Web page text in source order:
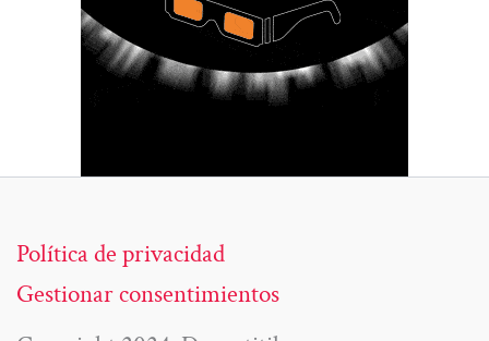
Política de privacidad
Gestionar consentimientos